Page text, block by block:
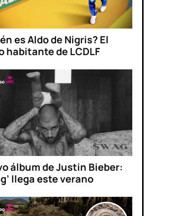
es Aldo de Nigris? El
habitante de LCDLF
álbum de Justin Bieber:
llega este verano